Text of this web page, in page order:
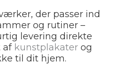
der passer ind
og rutiner –
levering direkte
af kunstplakater og
til dit hjem.